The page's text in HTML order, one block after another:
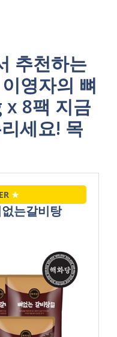
추천하는
영자의 뼈
x 8팩 지금
세요! 목
★
는갈비탕